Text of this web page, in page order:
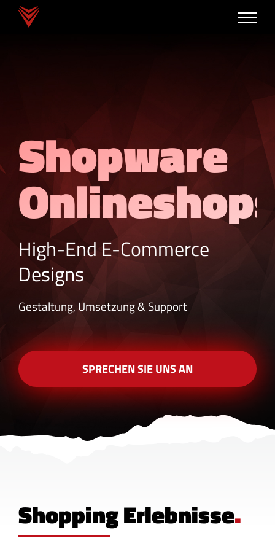
Zum
Inhalt
Shopware
High-End E-Commerce
Designs
Gestaltung, Umsetzung & Support
SPRECHEN SIE UNS AN
Shopping Erlebnisse.